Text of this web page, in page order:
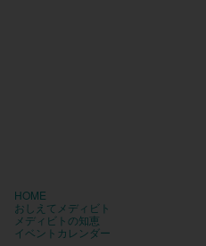
HOME
おしえてメディビト
メディビトの知恵
イベントカレンダー